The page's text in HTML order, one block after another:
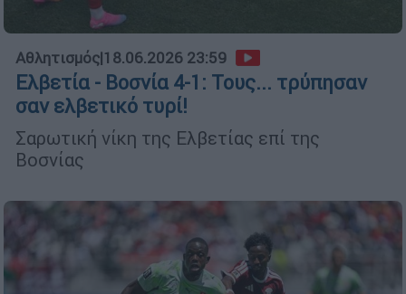
Αθλητισμός|18.06.2026 23:59
Ελβετία - Βοσνία 4-1: Τους... τρύπησαν
σαν ελβετικό τυρί!
Σαρωτική νίκη της Ελβετίας επί της
Βοσνίας